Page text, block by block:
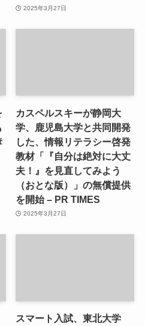
2025年3月27日
カスペルスキーが静岡大
学、鹿児島大学と共同開発
した、情報リテラシー啓発
教材「『自分は絶対に大丈
夫！』を見直してみよう
（おとな版）」の無償提供
を開始 – PR TIMES
2025年3月27日
スマート入試、東北大学